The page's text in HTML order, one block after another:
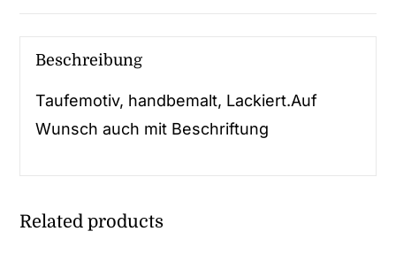
Beschreibung
Taufemotiv, handbemalt, Lackiert.Auf
Wunsch auch mit Beschriftung
Related products